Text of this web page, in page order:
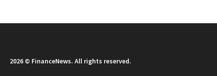
2026 © FinanceNews. All rights reserved.